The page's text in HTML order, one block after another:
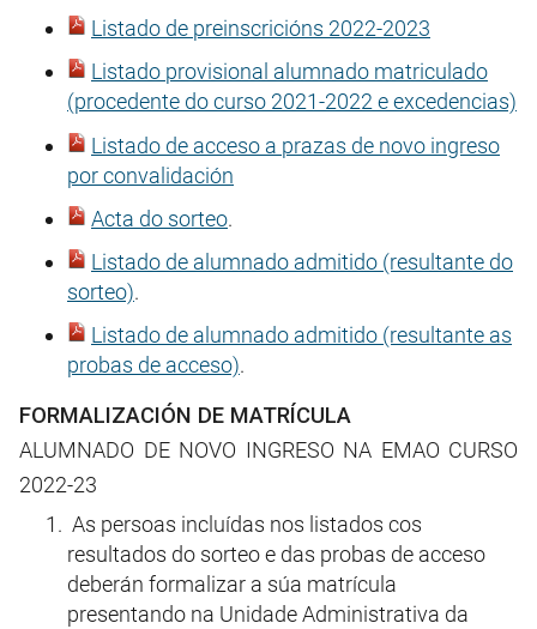
Listado de preinscricións 2022-2023
Listado provisional alumnado matriculado
(procedente do curso 2021-2022 e excedencias)
Listado de acceso a prazas de novo ingreso
por convalidación
Acta do sorteo.
Listado de alumnado admitido (resultante do
sorteo).
Listado de alumnado admitido (resultante as
probas de acceso).
FORMALIZACIÓN DE MATRÍCULA
ALUMNADO DE NOVO INGRESO NA EMAO CURSO
2022-23
As persoas incluídas nos listados cos
resultados do sorteo e das probas de acceso
deberán formalizar a súa matrícula
presentando na Unidade Administrativa da